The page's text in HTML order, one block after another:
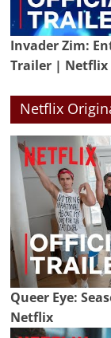
Invader Zim:
Trailer | Netflix
Netflix
Queer Eye:
Netflix